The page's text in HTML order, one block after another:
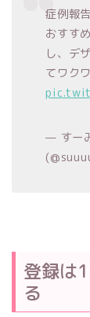
症例報
おすす
し、デ
てワク
— すー
登録は
る